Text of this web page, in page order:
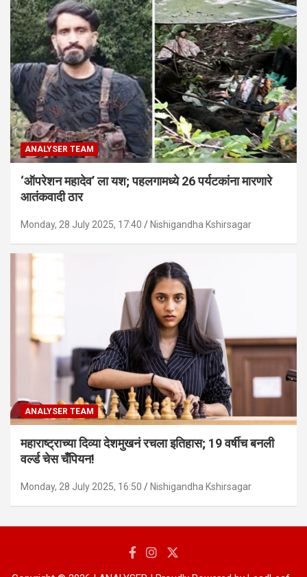
ANALYSER TEAM
‘ऑपरेशन महादेव’ ला यश; पहलगामध्ये 26 पर्यटकांना मारणारे
आतंकवादी ठार
Monday, 28 July 2025, 17:40 Nishigandha Kshirsagar
ANALYSER TEAM
महाराष्ट्राच्या दिव्या देशमुखनं रचला इतिहास; 19 वर्षीच बनली
वर्ल्ड चेस चँपियन!
Monday, 28 July 2025, 16:50 Nishigandha Kshirsagar